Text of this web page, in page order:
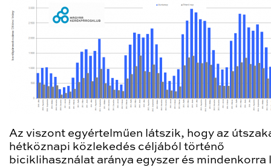
Az viszont egyértelműen látszik, hogy az
hétköznapi közlekedés céljából történő
biciklihasználat aránya egyszer és mindenkorra